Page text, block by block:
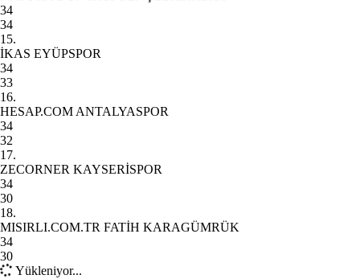
34
34
15.
İKAS EYÜPSPOR
34
33
16.
HESAP.COM ANTALYASPOR
34
32
17.
ZECORNER KAYSERİSPOR
34
30
18.
MISIRLI.COM.TR FATİH KARAGÜMRÜK
34
30
Yükleniyor...